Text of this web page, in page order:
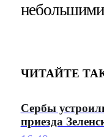
ЧИТАЙТЕ
Сербы
приезда